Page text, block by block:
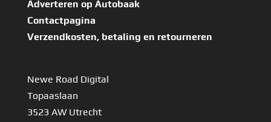
Adverteren op Autobaak
Contactpagina
Verzendkosten, betaling en retourneren
Newe Road Digital
Topaaslaan
3523 AW Utrecht